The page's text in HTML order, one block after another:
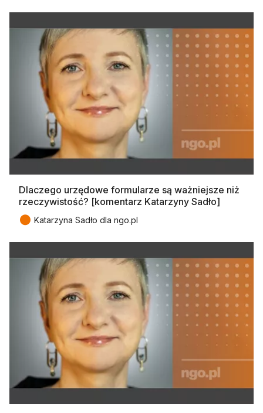
Dlaczego urzędowe formularze są ważniejsze niż
rzeczywistość? [komentarz Katarzyny Sadło]
● Katarzyna Sadło dla ngo.pl